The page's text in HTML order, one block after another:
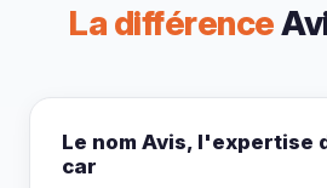
La différence
Le nom Avis, l'expertise
car